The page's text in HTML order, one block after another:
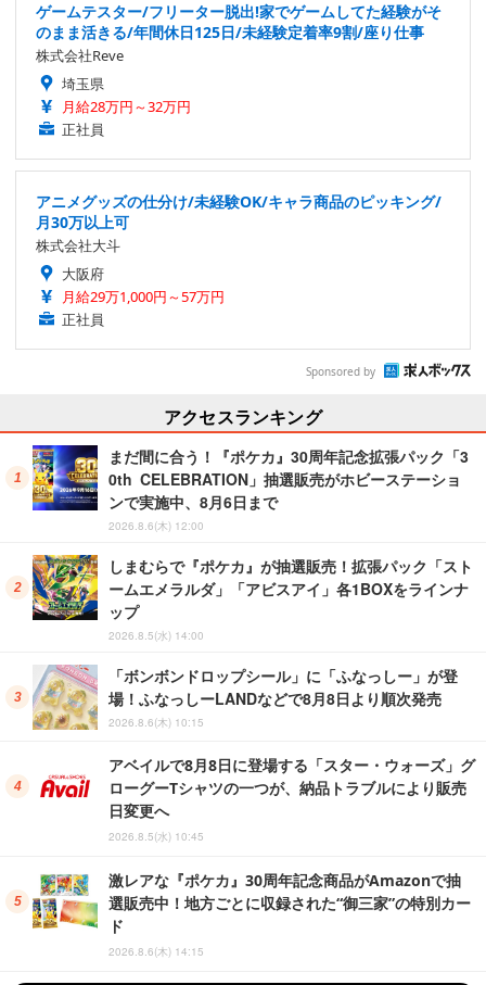
ゲームテスター/フリーター脱出!家でゲームしてた経験がそ
のまま活きる/年間休日125日/未経験定着率9割/座り仕事
株式会社Reve
埼玉県
月給28万円～32万円
正社員
アニメグッズの仕分け/未経験OK/キャラ商品のピッキング/
月30万以上可
株式会社大斗
大阪府
月給29万1,000円～57万円
正社員
Sponsored by
アクセスランキング
まだ間に合う！『ポケカ』30周年記念拡張パック「3
0th CELEBRATION」抽選販売がホビーステーショ
ンで実施中、8月6日まで
2026.8.6(木) 12:00
しまむらで『ポケカ』が抽選販売！拡張パック「スト
ームエメラルダ」「アビスアイ」各1BOXをラインナ
ップ
2026.8.5(水) 14:00
「ボンボンドロップシール」に「ふなっしー」が登
場！ふなっしーLANDなどで8月8日より順次発売
2026.8.6(木) 10:15
アベイルで8月8日に登場する「スター・ウォーズ」グ
ローグーTシャツの一つが、納品トラブルにより販売
日変更へ
2026.8.5(水) 10:45
激レアな『ポケカ』30周年記念商品がAmazonで抽
選販売中！地方ごとに収録された“御三家”の特別カー
ド
2026.8.6(木) 14:15